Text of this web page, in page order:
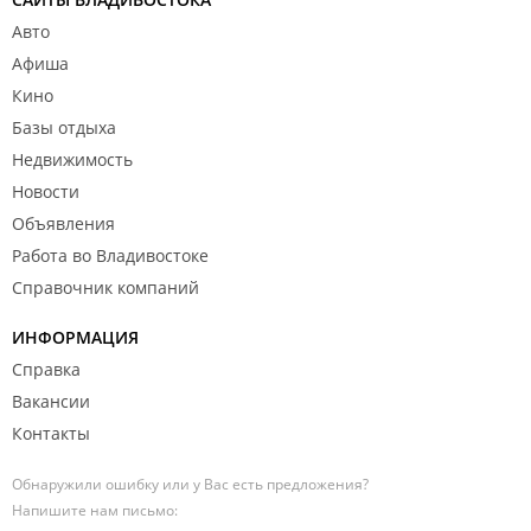
Авто
Афиша
Кино
Базы отдыха
Недвижимость
Новости
Объявления
Работа во Владивостоке
Справочник компаний
ИНФОРМАЦИЯ
Справка
Вакансии
Контакты
Обнаружили ошибку или у Вас есть предложения?
Напишите нам письмо: